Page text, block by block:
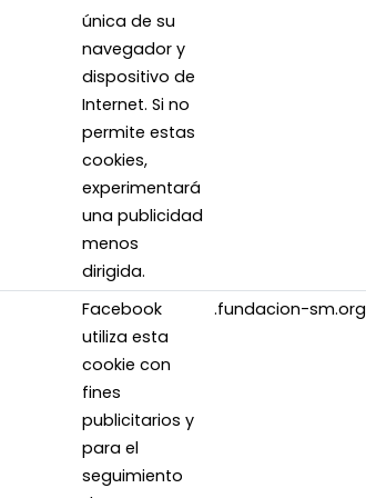
única de su
navegador y
dispositivo de
Internet. Si no
permite estas
cookies,
experimentará
una publicidad
menos
dirigida.
Facebook
utiliza esta
cookie con
fines
publicitarios y
para el
seguimiento
.fundacion-sm.org